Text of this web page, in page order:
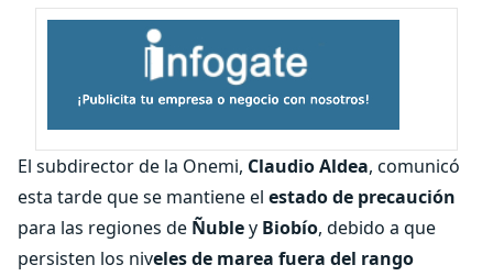
El subdirector de la Onemi, Claudio Aldea, comunicó
esta tarde que se mantiene el estado de precaución
para las regiones de Ñubley Biobío, debido a que
persisten los niveles de marea fuera del rango